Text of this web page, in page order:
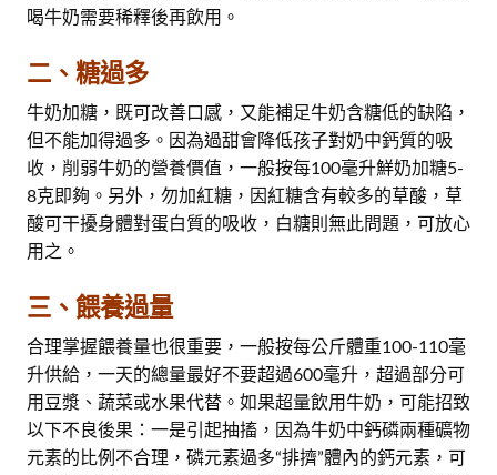
喝牛奶需要稀釋後再飲用。
二、糖過多
牛奶加糖，既可改善口感，又能補足牛奶含糖低的缺陷，
但不能加得過多。因為過甜會降低孩子對奶中鈣質的吸
收，削弱牛奶的營養價值，一般按每100毫升鮮奶加糖5-
8克即夠。另外，勿加紅糖，因紅糖含有較多的草酸，草
酸可干擾身體對蛋白質的吸收，白糖則無此問題，可放心
用之。
三、餵養過量
合理掌握餵養量也很重要，一般按每公斤體重100-110毫
升供給，一天的總量最好不要超過600毫升，超過部分可
用豆漿、蔬菜或水果代替。如果超量飲用牛奶，可能招致
以下不良後果：一是引起抽搐，因為牛奶中鈣磷兩種礦物
元素的比例不合理，磷元素過多“排擠”體內的鈣元素，可